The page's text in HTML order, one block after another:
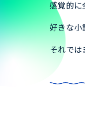
感覚的に
好きな小
それでは